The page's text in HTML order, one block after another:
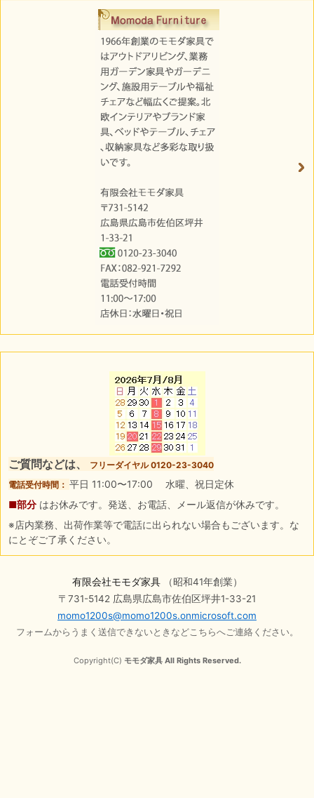
ご質問などは、
フリーダイヤル 0120-23-3040
電話受付時間： 平日 11:00〜17:00 水曜、祝日定休
■部分 はお休みです。発送、お電話、メール返信が休みです。
※店内業務、出荷作業等で電話に出られない場合もございます。な
にとぞご了承ください。
有限会社モモダ家具（昭和41年創業）
〒731-5142 広島県広島市佐伯区坪井1-33-21
momo1200s@momo1200s.onmicrosoft.com
フォームからうまく送信できないときなどこちらへご連絡ください。
Copyright(C) モモダ家具 All Rights Reserved.